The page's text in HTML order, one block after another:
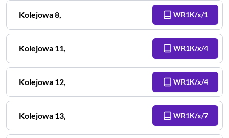
Kolejowa8, WR1K/x/1
Kolejowa 11, WR1K/x/4
Kolejowa 12, WR1K/x/4
Kolejowa 13, WR1K/x/7